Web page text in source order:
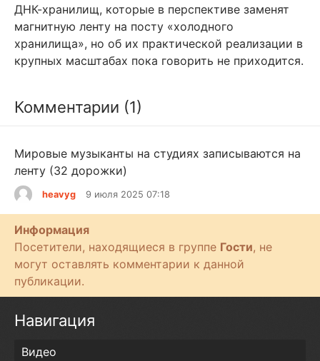
ДНК-хранилищ, которые в перспективе заменят
магнитную ленту на посту «холодного
хранилища», но об их практической реализации в
крупных масштабах пока говорить не приходится.
Комментарии (1)
Мировые музыканты на студиях записываются на
ленту (32 дорожки)
heavyg 9 июля 2025 07:18
Информация
Посетители, находящиеся в группе Гости, не
могут оставлять комментарии к данной
публикации.
Навигация
Видео